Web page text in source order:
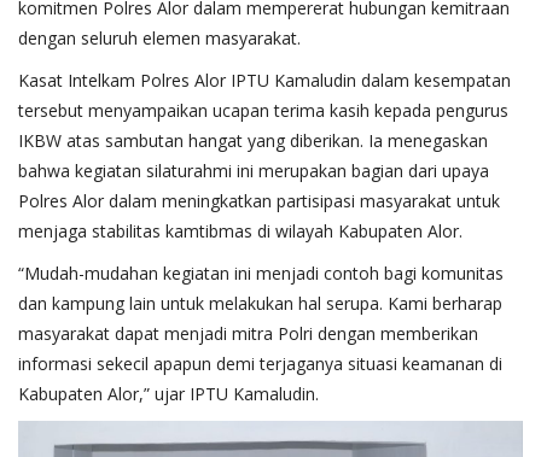
komitmen Polres Alor dalam mempererat hubungan kemitraan
dengan seluruh elemen masyarakat.
Kasat Intelkam Polres Alor IPTU Kamaludin dalam kesempatan
tersebut menyampaikan ucapan terima kasih kepada pengurus
IKBW atas sambutan hangat yang diberikan. Ia menegaskan
bahwa kegiatan silaturahmi ini merupakan bagian dari upaya
Polres Alor dalam meningkatkan partisipasi masyarakat untuk
menjaga stabilitas kamtibmas di wilayah Kabupaten Alor.
“Mudah-mudahan kegiatan ini menjadi contoh bagi komunitas
dan kampung lain untuk melakukan hal serupa. Kami berharap
masyarakat dapat menjadi mitra Polri dengan memberikan
informasi sekecil apapun demi terjaganya situasi keamanan di
Kabupaten Alor,” ujar IPTU Kamaludin.